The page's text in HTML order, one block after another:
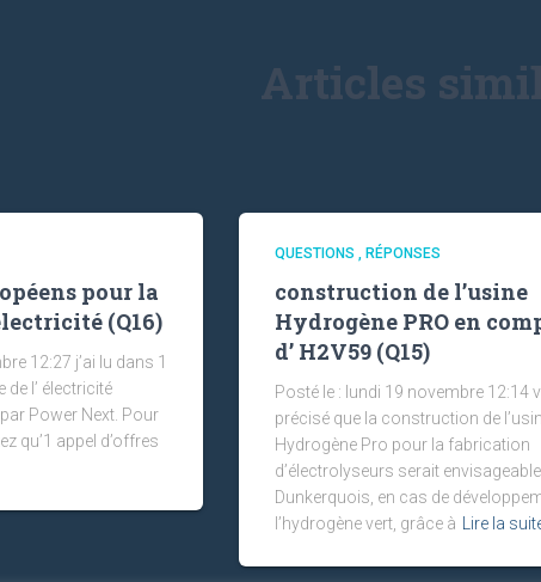
Articles
pour la
(Q16)
12:27 j’ai lu dans 1
de l’ électricité
Power Next. Pour
qu’1 appel d’offres
QUESTIONS , RÉPONSES
construction de l’usine
Hydrogène PRO en
d’ H2V59 (Q15)
Posté le : lundi 19 novembre 12:14
précisé que la construction de
Hydrogène Pro pour la fabrication
d’électrolyseurs serait
Dunkerquois, en cas de
l’hydrogène vert, grâce à
Lire la